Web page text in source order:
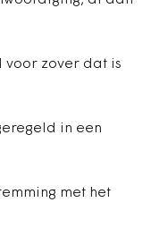
voor zover dat is
in een
met het